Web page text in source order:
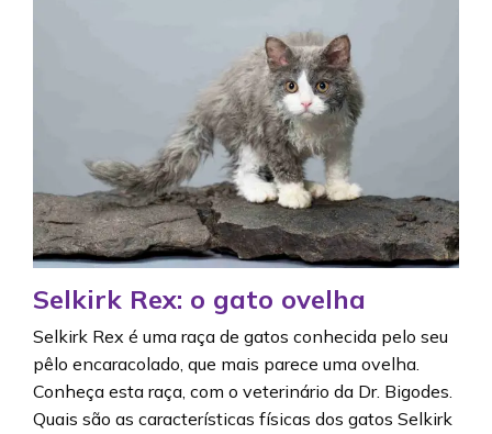
Selkirk Rex: o gato ovelha
Selkirk Rex é uma raça de gatos conhecida pelo seu
pêlo encaracolado, que mais parece uma ovelha.
Conheça esta raça, com o veterinário da Dr. Bigodes.
Quais são as características físicas dos gatos Selkirk